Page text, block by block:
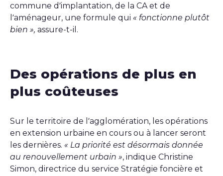
commune d’implantation, de la CA et de
l’aménageur, une formule qui « fonctionne plutôt
bien », assure-t-il.
Des opérations de plus en
plus coûteuses
Sur le territoire de l’agglomération, les opérations
en extension urbaine en cours ou à lancer seront
les dernières. « La priorité est désormais donnée
au renouvellement urbain », indique Christine
Simon, directrice du service Stratégie foncière et